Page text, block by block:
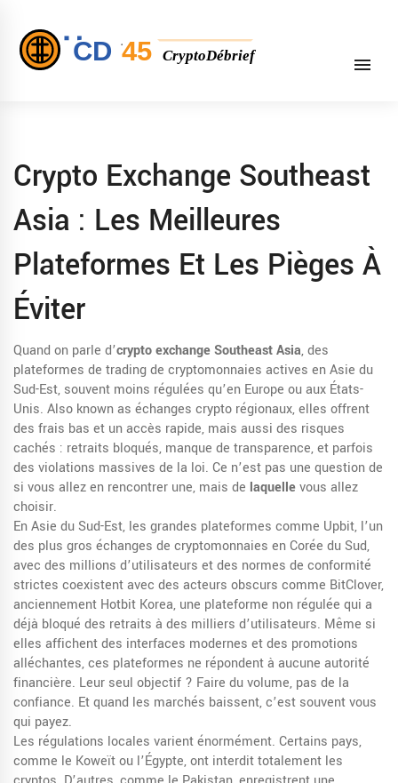
Crypto Exchange Southeast
Asia : Les Meilleures
Plateformes Et Les Pièges À
Éviter
Quand on parle d’crypto exchange Southeast Asia,des
plateformes de trading de cryptomonnaies actives en Asie du
Sud-Est, souvent moins régulées qu’en Europe ou aux États-
Unis. Also known as échanges crypto régionaux, elles offrent
des frais bas et un accès rapide, mais aussi des risques
cachés : retraits bloqués, manque de transparence, et parfois
des violations massives de la loi. Ce n’est pas une question de
si vous allez en rencontrer une, mais de laquellevous allez
choisir.
En Asie du Sud-Est, les grandes plateformes comme Upbit, l’un
des plus gros échanges de cryptomonnaies en Corée du Sud,
avec des millions d’utilisateurs et des normes de conformité
strictes coexistent avec des acteurs obscurs comme BitClover,
anciennement Hotbit Korea, une plateforme non régulée qui a
déjà bloqué des retraits à des milliers d’utilisateurs. Même si
elles affichent des interfaces modernes et des promotions
alléchantes, ces plateformes ne répondent à aucune autorité
financière. Leur seul objectif ? Faire du volume, pas de la
confiance. Et quand les marchés baissent, c’est souvent vous
qui payez.
Les régulations locales varient énormément. Certains pays,
comme le Koweït ou l’Égypte, ont interdit totalement les